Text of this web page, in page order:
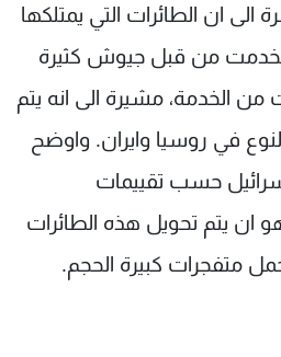
الى ان الطائرات التي يمتلكها
من قبل جيوش كثيرة
من الخدمة، مشيرة الى انه يتم
في روسيا وايران. واوضح
حسب تقييمات
ان يتم تحويل هذه الطائرات
متفجرات كبيرة الحجم.